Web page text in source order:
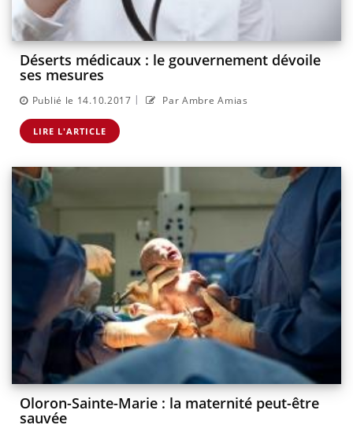
Déserts médicaux : le gouvernement dévoile
ses mesures
Publié le 14.10.2017 | Par Ambre Amias
LIRE L'ARTICLE
Oloron-Sainte-Marie : la maternité peut-être
sauvée